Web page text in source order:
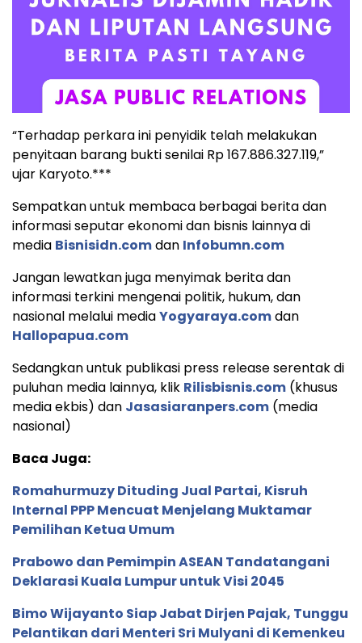
“Terhadap perkara ini penyidik telah melakukan
penyitaan barang bukti senilai Rp 167.886.327.119,”
ujar Karyoto.***
Sempatkan untuk membaca berbagai berita dan
informasi seputar ekonomi dan bisnis lainnya di
media Bisnisidn.comdan Infobumn.com
Jangan lewatkan juga menyimak berita dan
informasi terkini mengenai politik, hukum, dan
nasional melalui mediaYogyaraya.comdan
Hallopapua.com
Sedangkan untuk publikasi press release serentak di
puluhan media lainnya, klik Rilisbisnis.com (khusus
media ekbis) dan Jasasiaranpers.com (media
nasional)
Baca Juga:
Romahurmuzy Dituding Jual Partai, Kisruh
Internal PPP Mencuat Menjelang Muktamar
Pemilihan Ketua Umum
Prabowo dan Pemimpin ASEAN Tandatangani
Deklarasi Kuala Lumpur untuk Visi 2045
Bimo Wijayanto Siap Jabat Dirjen Pajak, Tunggu
Pelantikan dari Menteri Sri Mulyani di Kemenkeu